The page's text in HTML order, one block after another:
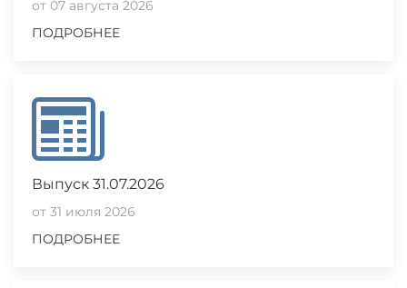
от 07 августа 2026
ПОДРОБНЕЕ
Выпуск 31.07.2026
от 31 июля 2026
ПОДРОБНЕЕ